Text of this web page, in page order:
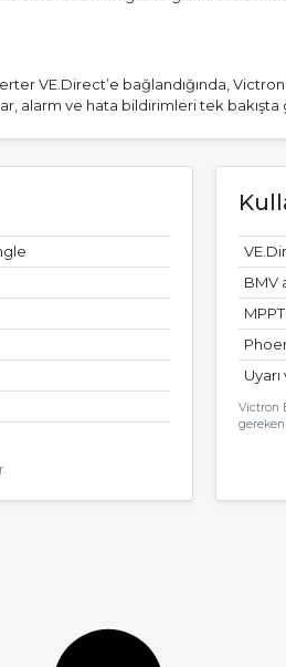
VE.Direct’e bağlandığında,
alarm ve hata bildirimleri tek bakışta
BMV
Victron